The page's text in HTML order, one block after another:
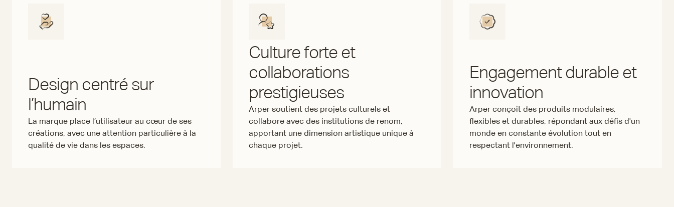
Design centré sur
l’humain
La marque place l’utilisateur au cœur de ses
créations, avec une attention particulière à la
qualité de vie dans les espaces.
Culture forte et
collaborations
prestigieuses
Arper soutient des projets culturels et
collabore avec des institutions de renom,
apportant une dimension artistique unique à
chaque projet.
Engagement durable et
innovation
Arper conçoit des produits modulaires,
flexibles et durables, répondant aux défis d'un
monde en constante évolution tout en
respectant l'environnement.